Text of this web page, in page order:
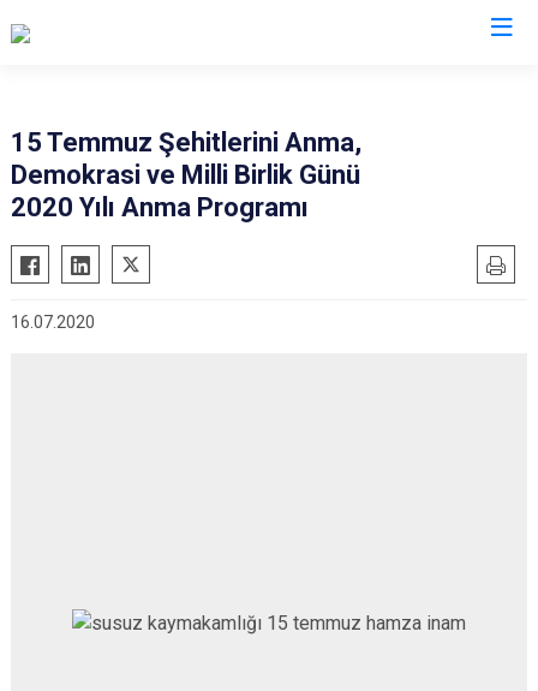
Akyaka
Digor
15 Temmuz Şehitlerini Anma,
Demokrasi ve Milli Birlik Günü
2020 Yılı Anma Programı
16.07.2020